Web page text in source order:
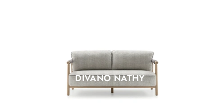
DIVANO NATHY